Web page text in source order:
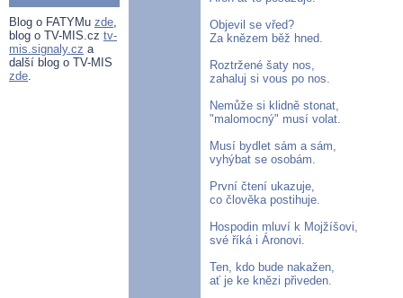
Blog o FATYMu zde,
blog o TV-MIS.cz tv-
mis.signaly.cz a
další blog o TV-MIS
zde.
Objevil se vřed?
Za knězem běž hned.
Roztržené šaty nos,
zahaluj si vous po nos.
Nemůže si klidně stonat,
"malomocný" musí volat.
Musí bydlet sám a sám,
vyhýbat se osobám.
První čtení ukazuje,
co člověka postihuje.
Hospodin mluví k Mojžíšovi,
své říká i Áronovi.
Ten, kdo bude nakažen,
ať je ke knězi přiveden.